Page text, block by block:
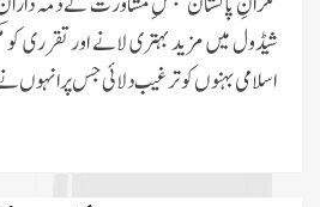
شیڈول میں مزید بہتری لانے اور
اسلامی بہنوں کو ترغیب دلائی جس پر انہوں نے